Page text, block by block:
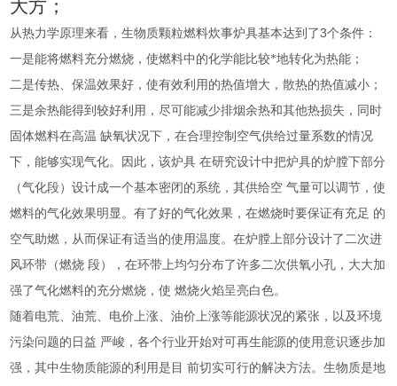
大方；
从热力学原理来看，生物质颗粒燃料炊事炉具基本达到了3个条件：
一是能将燃料充分燃烧，使燃料中的化学能比较*地转化为热能；
二是传热、保温效果好，使有效利用的热值增大，散热的热值减小；
三是余热能得到较好利用，尽可能减少排烟余热和其他热损失，同时
固体燃料在高温 缺氧状况下，在合理控制空气供给过量系数的情况
下，能够实现气化。因此，该炉具 在研究设计中把炉具的炉膛下部分
（气化段）设计成一个基本密闭的系统，其供给空 气量可以调节，使
燃料的气化效果明显。有了好的气化效果，在燃烧时要保证有充足 的
空气助燃，从而保证有适当的使用温度。在炉膛上部分设计了二次进
风环带（燃烧 段），在环带上均匀分布了许多二次供氧小孔，大大加
强了气化燃料的充分燃烧，使 燃烧火焰呈亮白色。
随着电荒、油荒、电价上涨、油价上涨等能源状况的紧张，以及环境
污染问题的日益 严峻，各个行业开始对可再生能源的使用意识逐步加
强，其中生物质能源的利用是目 前切实可行的解决方法。生物质是地